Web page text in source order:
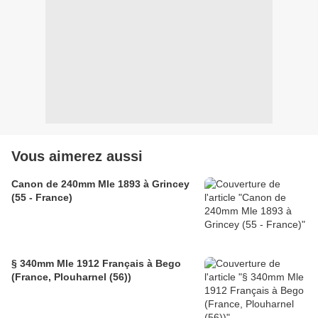
Vous aimerez aussi
Canon de 240mm Mle 1893 à Grincey
(55 - France)
§ 340mm Mle 1912 Français à Bego
(France, Plouharnel (56))